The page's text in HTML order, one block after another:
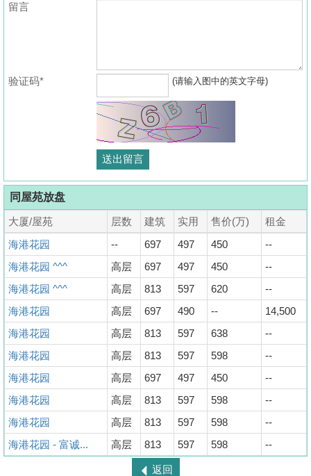
留言
验证码* (请输入图中的英文字母)
同屋苑放盘
大厦/屋苑 层数 建筑 实用 售价(万)
租金
海港花园
-- 697 497 450
--
海港花园 ^^^
高层 697 497 450
--
海港花园 ^^^
高层 813 597 620
--
海港花园
高层 697 490 --
14,500
海港花园
高层 813 597 638
--
海港花园
高层 813 597 598
--
海港花园
高层 697 497 450
--
海港花园
高层 813 597 598
--
海港花园
高层 813 597 598
--
海港花园 - 富诚...
高层 813 597 598 --
返回